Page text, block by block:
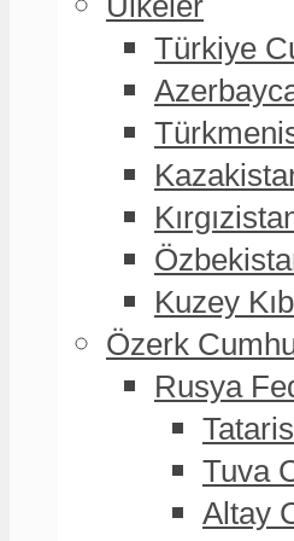
Türkiye
Kuzey
Özerk
Rusya
Tuva
Altay